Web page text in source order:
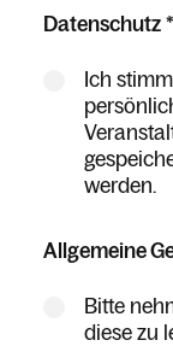
Datenschutz *
Ich
werden.
Allgemeine
Bitte
diese zu